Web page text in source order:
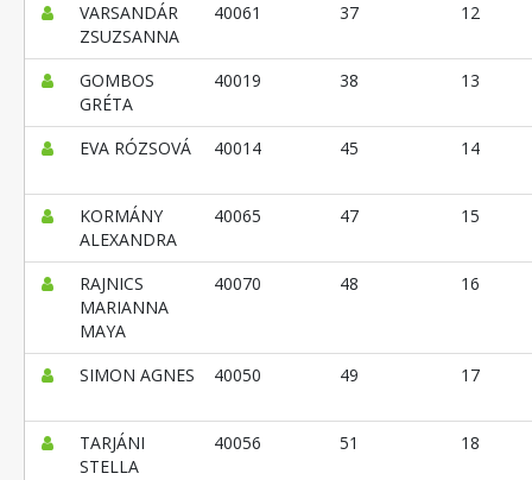
VARSANDÁR
ZSUZSANNA
40061 37 12
GOMBOS
GRÉTA
40019 38 13
EVA RÓZSOVÁ 40014 45 14
KORMÁNY
ALEXANDRA
40065 47 15
RAJNICS
MARIANNA
MAYA
40070 48 16
SIMON AGNES 40050 49 17
TARJÁNI
STELLA
40056 51 18